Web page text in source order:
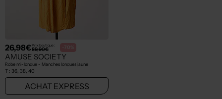
26,98€Prix boutique :
89,90€ -70%
AMUSE SOCIETY
Robe mi-longue - Manches longues jaune
T : 36, 38, 40
ACHAT EXPRESS